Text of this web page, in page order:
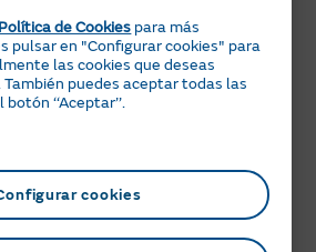
Política de Cookies para más
pulsar en "Configurar cookies" para
las cookies que deseas
puedes aceptar todas las
‘‘Aceptar’’.
cookies